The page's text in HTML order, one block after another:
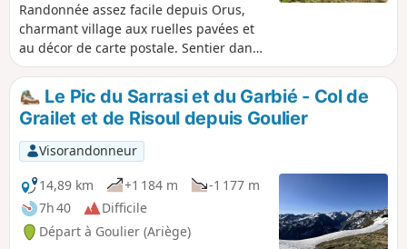
Randonnée assez facile depuis Orus,
charmant village aux ruelles pavées et
au décor de carte postale. Sentier dans
les sous-bois, les fougères et de
nombreux murets et abris abandonnés,
qui témoignent de l'activité agricole et
pastorale de jadis. Le point d'arrivée est
une aire de décollage de parapentes.
Point de vue superbe sur toutes les
chaînes de montagne du Sud de la
vallée de Vicdessos, avec au centre la
Pique d'Endron et à droite le Montcalm.
À ne pas manquer !
Le Pic du Sarrasi et du Garbié - Col de
Grailet et de Risoul depuis Goulier
Visorandonneur
14,89 km
+1 184 m
-1 177 m
7h 40
Difficile
Départ à Goulier (Ariège)